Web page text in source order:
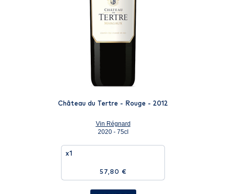
Château du Tertre - Rouge - 2012
Vin Régnard
2020 - 75cl
x1
57,80 €